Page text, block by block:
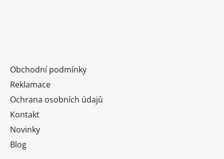
Obchodní podmínky
Reklamace
Ochrana osobních údajů
Kontakt
Novinky
Blog